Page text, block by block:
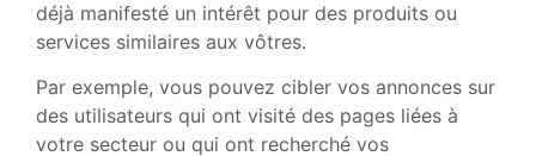
déjà manifesté un intérêt pour des produits ou
services similaires aux vôtres.
Par exemple, vous pouvez cibler vos annonces sur
des utilisateurs qui ont visité des pages liées à
votre secteur ou qui ont recherché vos